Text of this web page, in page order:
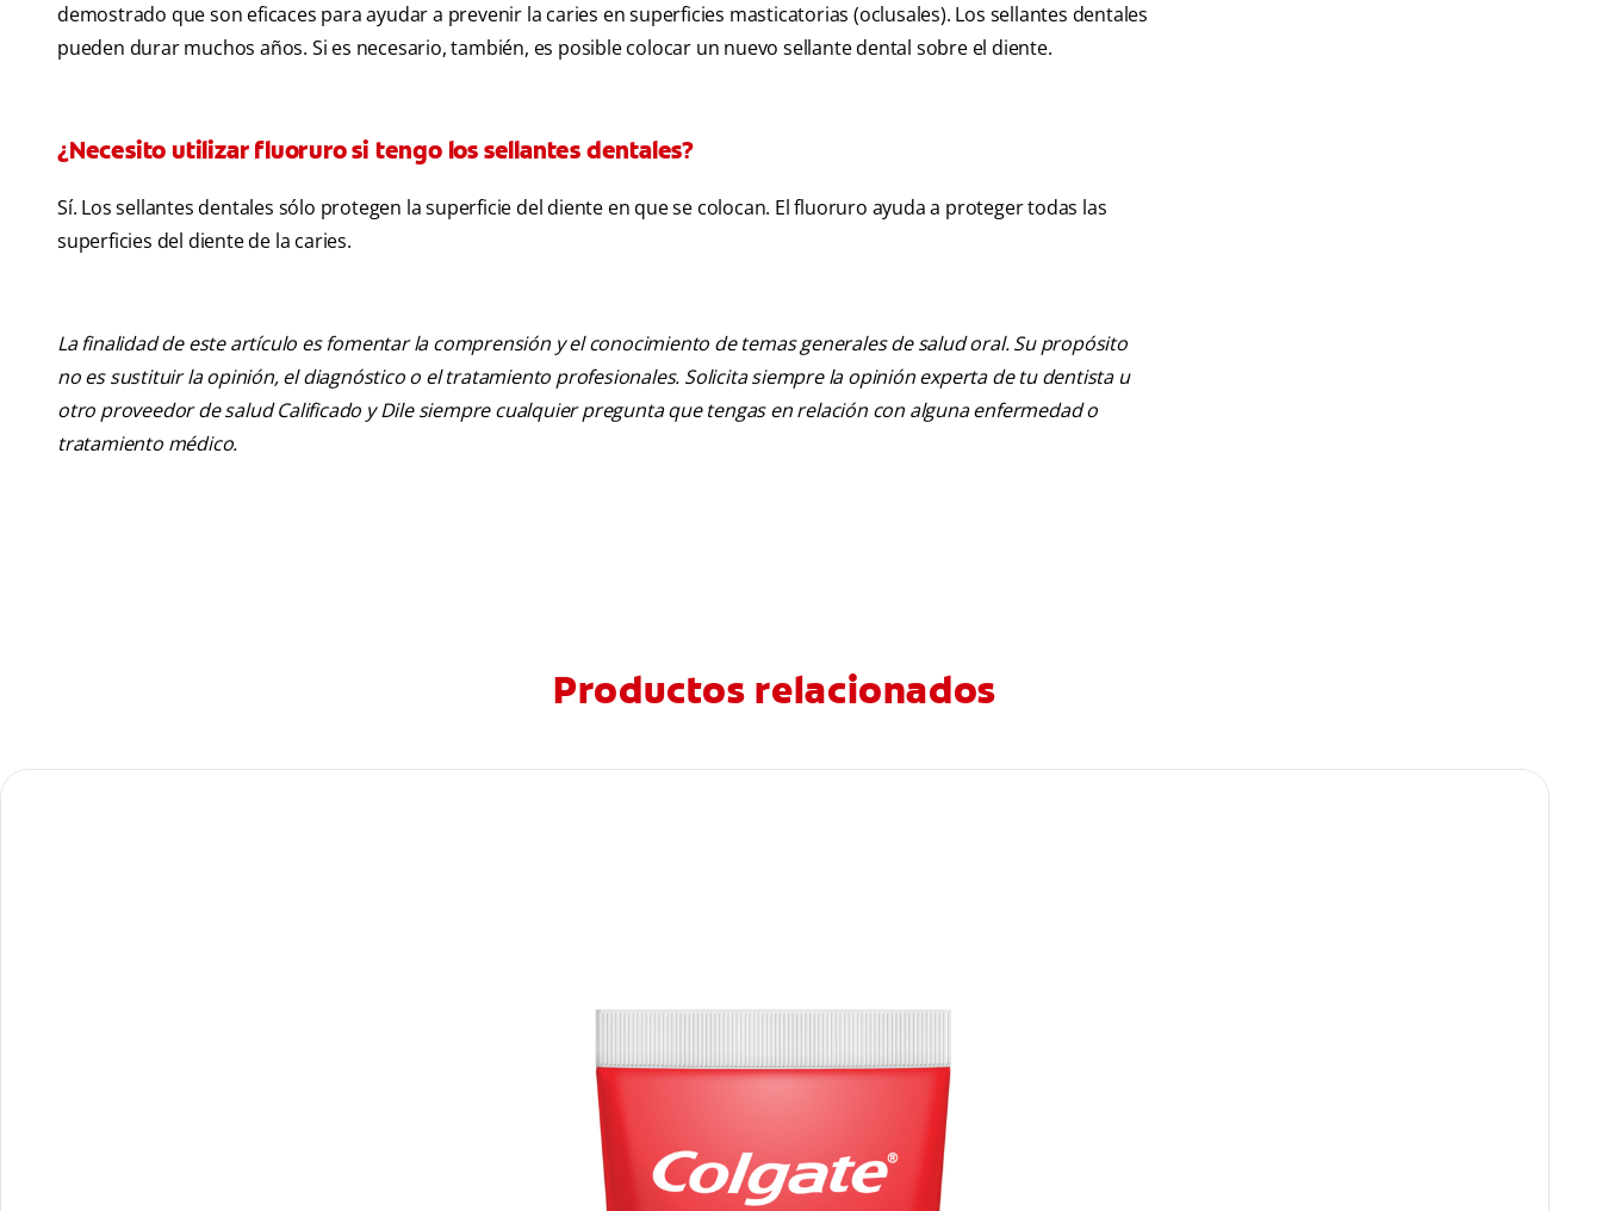
demostrado que son eficaces para ayudar a prevenir la caries en superficies masticatorias (oclusales). Los sellantes dentales
pueden durar muchos años. Si es necesario, también, es posible colocar un nuevo sellante dental sobre el diente.
¿Necesito utilizar fluoruro si tengo los sellantes dentales?
Sí. Los sellantes dentales sólo protegen la superficie del diente en que se colocan. El fluoruro ayuda a proteger todas las
superficies del diente de la caries.
La finalidad de este artículo es fomentar la comprensión y el conocimiento de temas generales de salud oral. Su propósito
no es sustituir la opinión, el diagnóstico o el tratamiento profesionales. Solicita siempre la opinión experta de tu dentista u
otro proveedor de salud Calificado y Dile siempre cualquier pregunta que tengas en relación con alguna enfermedad o
tratamiento médico.
Productos relacionados